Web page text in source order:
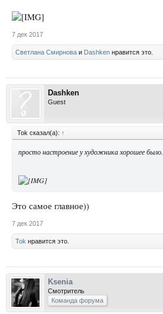
7 дек 2017
Светлана Смирнова и Dashken нравится это.
Dashken
Guest
Tok сказал(а): ↑
просто настроение у художника хорошее было.
Это самое главное))
7 дек 2017
Tok нравится это.
Ksenia
Смотритель
Команда форума